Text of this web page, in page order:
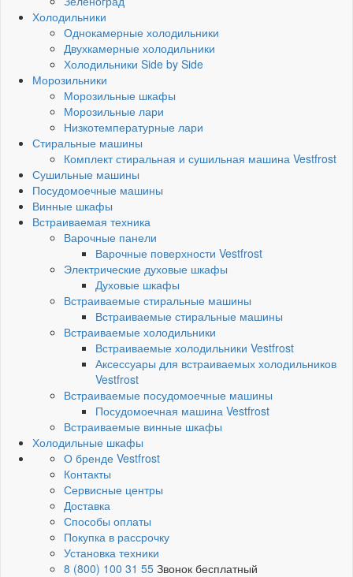
Холодильники
Однокамерные холодильники
Двухкамерные холодильники
Холодильники Side by Side
Морозильники
Морозильные шкафы
Морозильные лари
Низкотемпературные лари
Стиральные машины
Комплект стиральная и сушильная машина Vestfrost
Сушильные машины
Посудомоечные машины
Винные шкафы
Встраиваемая техника
Варочные панели
Варочные поверхности Vestfrost
Электрические духовые шкафы
Духовые шкафы
Встраиваемые стиральные машины
Встраиваемые стиральные машины
Встраиваемые холодильники
Встраиваемые холодильники Vestfrost
Аксессуары для встраиваемых холодильников
Vestfrost
Встраиваемые посудомоечные машины
Посудомоечная машина Vestfrost
Встраиваемые винные шкафы
Холодильные шкафы
О бренде Vestfrost
Контакты
Сервисные центры
Доставка
Способы оплаты
Покупка в рассрочку
Установка техники
8 (800) 100 31 55 Звонок бесплатный